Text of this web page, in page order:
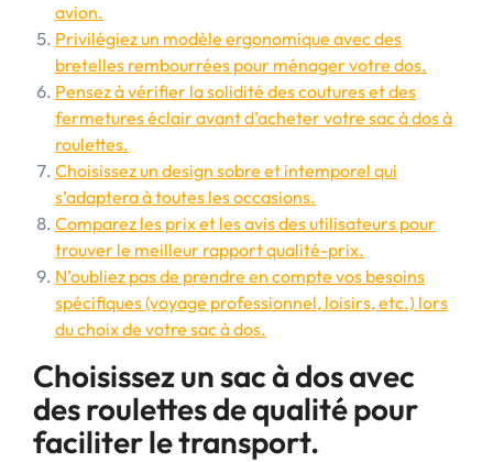
avion.
Privilégiez un modèle ergonomique avec des
bretelles rembourrées pour ménager votre dos.
Pensez à vérifier la solidité des coutures et des
fermetures éclair avant d’acheter votre sac à dos à
roulettes.
Choisissez un design sobre et intemporel qui
s’adaptera à toutes les occasions.
Comparez les prix et les avis des utilisateurs pour
trouver le meilleur rapport qualité-prix.
N’oubliez pas de prendre en compte vos besoins
spécifiques (voyage professionnel, loisirs, etc.) lors
du choix de votre sac à dos.
Choisissez un sac à dos avec
des roulettes de qualité pour
faciliter le transport.